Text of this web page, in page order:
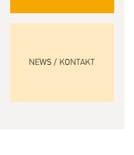
NEWS / KONTAKT